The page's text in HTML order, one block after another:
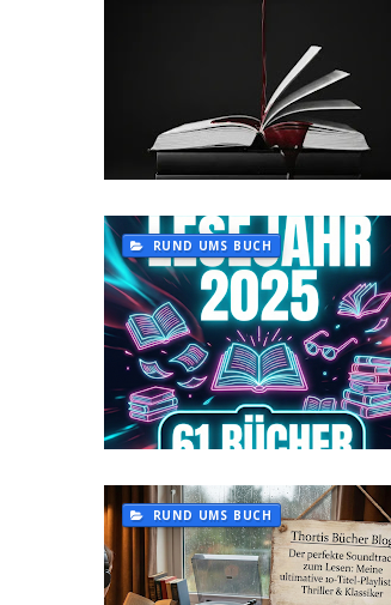
RUND UMS BUCH
RUND UMS BUCH